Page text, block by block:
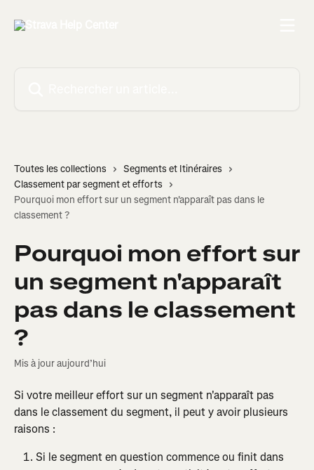
Toutes les collections
Segments et Itinéraires
Classement par segment et efforts
Pourquoi mon effort sur un segment n'apparaît pas dans le
classement ?
Pourquoi mon effort sur
un segment n'apparaît
pas dans le classement
?
Mis à jour aujourd’hui
Si votre meilleur effort sur un segment n'apparaît pas
dans le classement du segment, il peut y avoir plusieurs
raisons :
Si le segment en question commence ou finit dans